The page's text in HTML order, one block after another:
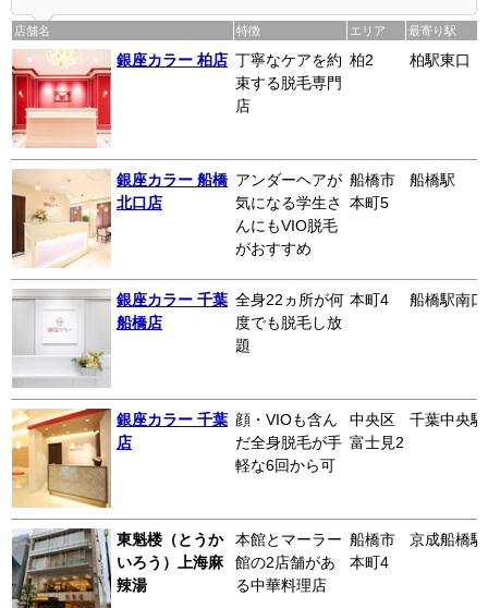
店舗名 特徴 エリア 最寄り駅
銀座カラー 柏店 丁寧なケアを約
束する脱毛専門
店
柏2 柏駅東口
銀座カラー 船橋
北口店
アンダーヘアが
気になる学生さ
んにもVIO脱毛
がおすすめ
船橋市
本町5
船橋駅
銀座カラー 千葉
船橋店
全身22ヵ所が何
度でも脱毛し放
題
本町4 船橋駅南口
銀座カラー 千葉
店
顔・VIOも含ん
だ全身脱毛が手
軽な6回から可
中央区
富士見2
千葉中央駅
東魁楼（とうか
いろう）上海麻
辣湯
本館とマーラー
館の2店舗があ
る中華料理店
船橋市
本町4
京成船橋駅